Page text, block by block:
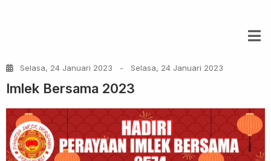
Selasa, 24 Januari 2023 - Selasa, 24 Januari 2023
Imlek Bersama 2023